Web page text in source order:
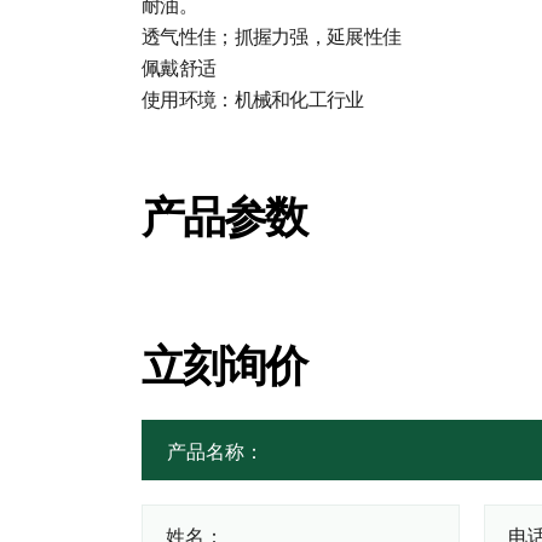
耐油。
透气性佳；抓握力强，延展性佳
佩戴舒适
使用环境：机械和化工行业
产品参数
立刻询价
姓名： 电